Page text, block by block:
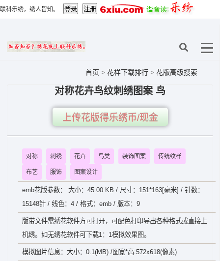
联科乐绣，绣人皆知。
首页 > 花样下载排行 > 花版高级搜索
对称花卉鸟纹刺绣图案 鸟
上传花版得乐绣币/现金
对称 刺绣 花卉 鸟类 装饰图案 传统纹样
布艺 服饰 图案设计
emb花版参数： 大小：45.00 KB / 尺寸：151*163[毫米] / 针数：
15148针 / 线色：4 / 格式：emb / 版本：9
版带文件需绣花软件方可打开，可配色打印导出各种格式或直接上
机绣。如无绣花软件可下载1：1模拟效果图。
模拟图片信息：大小：0.1(MB) /图宽*高:572x618(像素)